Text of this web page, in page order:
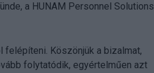
a HUNAM Personnel Solutions
felépíteni. Köszönjük a bizalmat,
folytatódik, egyértelműen azt